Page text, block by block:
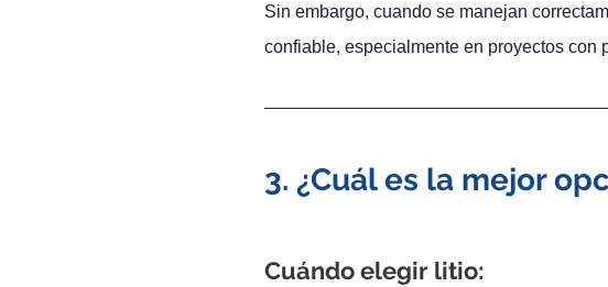
Sin embargo, cuando se manejan
confiable, especialmente en proyectos con
3. ¿Cuál es la mejor
Cuándo elegir litio: